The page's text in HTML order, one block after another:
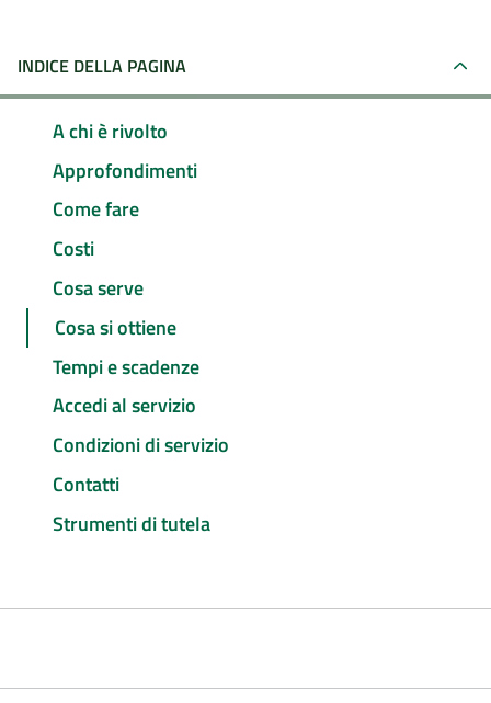
INDICE DELLA PAGINA
A chi è rivolto
Approfondimenti
Come fare
Costi
Cosa serve
Cosa si ottiene
Tempi e scadenze
Accedi al servizio
Condizioni di servizio
Contatti
Strumenti di tutela